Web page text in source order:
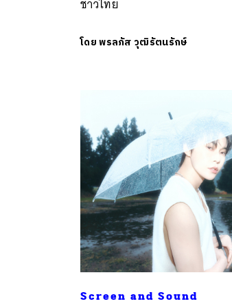
โดยพรลภัส วุฒิรัตนรักษ์
Screen and Sound